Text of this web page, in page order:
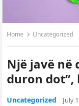
Home Uncategorized
Një javë në
duron
Uncategorized July